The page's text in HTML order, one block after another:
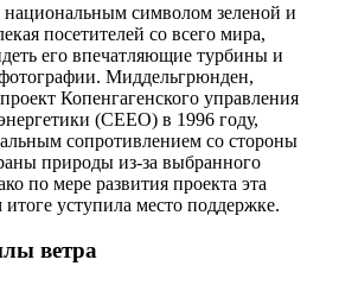
символом зеленой и
посетителей со всего мира,
его впечатляющие турбины и
Миддельгрюнден,
Копенгагенского управления
(CEEO) в 1996 году,
сопротивлением со стороны
природы из-за выбранного
по мере развития проекта эта
уступила место поддержке.
ветра